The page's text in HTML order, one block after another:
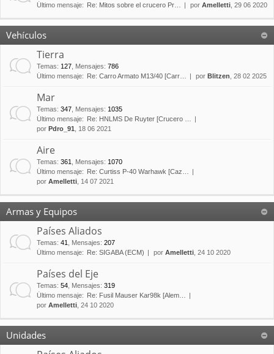
Último mensaje:
Re: Mitos sobre el crucero Pr… por Amelletti , 29 06 2020
Vehículos
Tierra
Temas: 127 Mensajes: 786
Último mensaje:
Re: Carro Armato M13/40 [Carr… por Blitzen , 28 02 2025
Mar
Temas: 347 Mensajes: 1035
Último mensaje:
Re: HNLMS De Ruyter [Crucero …
por Pdro_91 , 18 06 2021
Aire
Temas: 361 Mensajes: 1070
Último mensaje:
Re: Curtiss P-40 Warhawk [Caz…
por Amelletti , 14 07 2021
Armas y Equipos
Países Aliados
Temas: 41 Mensajes: 207
Último mensaje:
Re: SIGABA (ECM) por Amelletti , 24 10 2020
Países del Eje
Temas: 54 Mensajes: 319
Último mensaje:
Re: Fusil Mauser Kar98k [Alem…
por Amelletti , 24 10 2020
Unidades